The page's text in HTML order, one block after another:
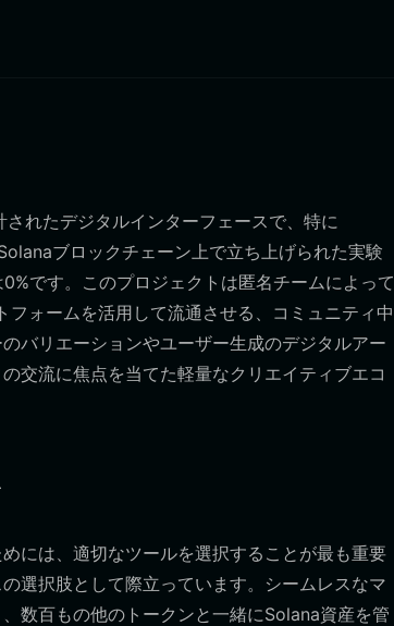
れたデジタルインターフェースで、特に
ブロックチェーン上で立ち上げられた実験
です。このプロジェクトは匿名チームによって
ォームを活用して流通させる、コミュニティ中
バリエーションやユーザー生成のデジタルアー
交流に焦点を当てた軽量なクリエイティブエコ
には、適切なツールを選択することが最も重要
選択肢として際立っています。シームレスなマ
数百もの他のトークンと一緒にSolana資産を管